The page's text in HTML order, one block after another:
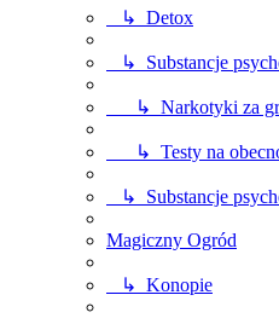
↳ Detox
↳ Substancje
↳ Narkotyki za
↳ Testy na
↳ Substancje
Magiczny Ogród
↳ Konopie